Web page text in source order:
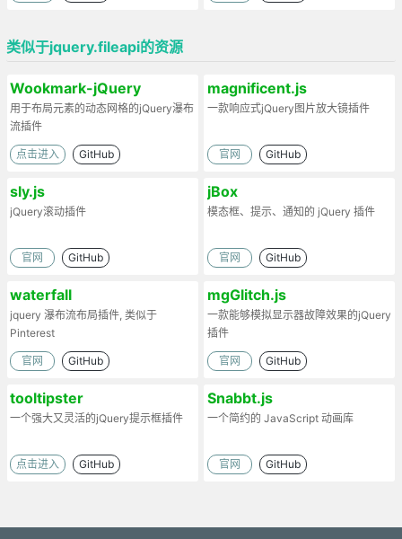
类似于jquery.fileapi的资源
Wookmark-jQuery
用于布局元素的动态网格的jQuery瀑布
流插件
点击进入 GitHub
magnificent.js
一款响应式jQuery图片放大镜插件
官网 GitHub
sly.js
jQuery滚动插件
官网 GitHub
jBox
模态框、提示、通知的 jQuery 插件
官网 GitHub
waterfall
jquery 瀑布流布局插件, 类似于
Pinterest
官网 GitHub
mgGlitch.js
一款能够模拟显示器故障效果的jQuery
插件
官网 GitHub
tooltipster
一个强大又灵活的jQuery提示框插件
点击进入 GitHub
Snabbt.js
一个简约的 JavaScript 动画库
官网 GitHub